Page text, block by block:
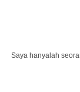
Saya hanyalah